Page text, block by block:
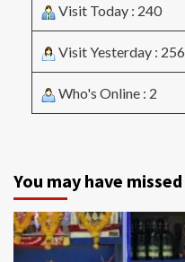
Visit Today : 240
Visit Yesterday : 256
Who's Online : 2
You may have missed